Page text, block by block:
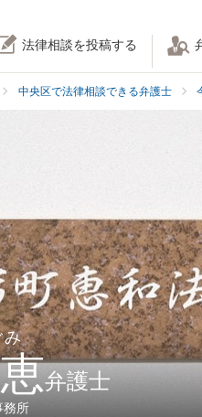
法律相談を投稿する
中央区で法律相談できる弁護士
み
弁護士
務所